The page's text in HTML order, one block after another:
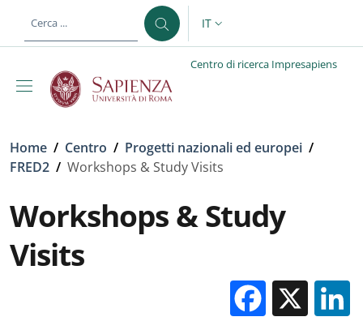
al contenuto principale
SELETTORE LINGUA:
IT
Centro di ricerca Impresapiens
Briciole di pane
Home / Centro / Progetti nazionali ed europei /
FRED2 / Workshops & Study Visits
Workshops & Study
Visits
X